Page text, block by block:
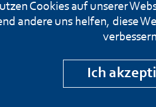
Cookies auf unserer
andere uns helfen, diese
Ich
Mod.
Artikelnummer: